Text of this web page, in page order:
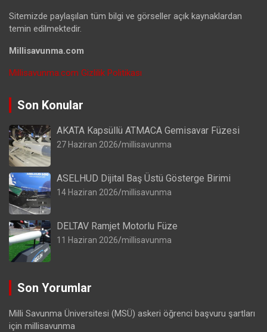
Sitemizde paylaşılan tüm bilgi ve görseller açık kaynaklardan
temin edilmektedir.
Millisavunma.com
Millisavunma.com Gizlilik Politikası
Son Konular
AKATA Kapsüllü ATMACA Gemisavar Füzesi
27 Haziran 2026 millisavunma
ASELHUD Dijital Baş Üstü Gösterge Birimi
14 Haziran 2026 millisavunma
DELTAV Ramjet Motorlu Füze
11 Haziran 2026 millisavunma
Son Yorumlar
Milli Savunma Üniversitesi (MSÜ) askeri öğrenci başvuru şartları
için millisavunma